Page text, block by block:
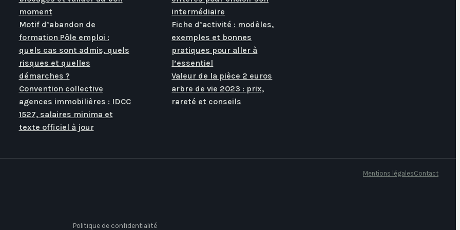
moment
Motif d’abandon de
formation Pôle emploi :
quels cas sont admis, quels
risques et quelles
démarches ?
Convention collective
agences immobilières : IDCC
1527, salaires minima et
texte officiel à jour
intermédiaire
Fiche d’activité : modèles,
exemples et bonnes
pratiques pour aller à
l’essentiel
Valeur de la pièce 2 euros
arbre de vie 2023 : prix,
rareté et conseils
Mentions légalesContact
Politique de confidentialité